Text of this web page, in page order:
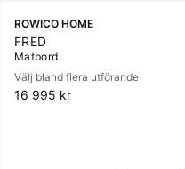
ROWICO HOME
FRED
Matbord
Välj bland flera utförande
16 995 kr